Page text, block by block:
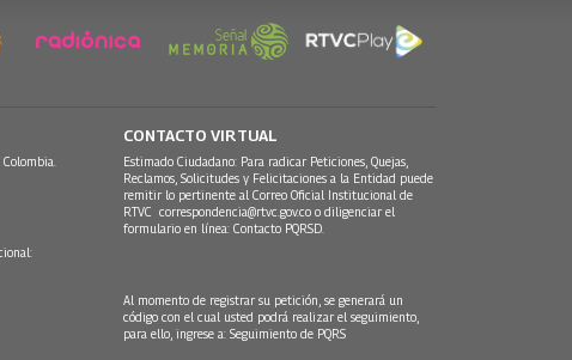
CONTACTO VIRTUAL
Estimado Ciudadano: Para radicar Peticiones, Quejas,
Reclamos, Solicitudes y Felicitaciones a la Entidad puede
remitir lo pertinente al Correo Oficial Institucional de
RTVC correspondencia@rtvc.gov.co o diligenciar el
formulario en línea: Contacto PQRSD.
Al momento de registrar su petición, se generará un
código con el cual usted podrá realizar el seguimiento,
para ello, ingrese a: Seguimiento de PQRS